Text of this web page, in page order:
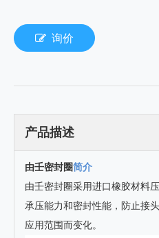
询价
产品描述
由壬密封圈简介
由壬密封圈采用进口橡胶材料
承压能力和密封性能，防止接
应用范围而变化。